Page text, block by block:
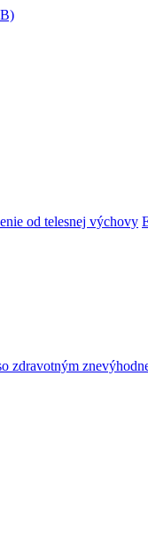
od telesnej výchovy
zdravotným